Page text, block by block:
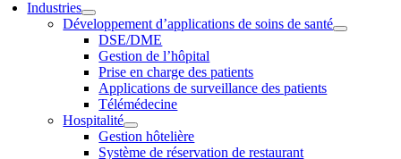
Industries
Développement d’applications de soins de santé
DSE/DME
Gestion de l’hôpital
Prise en charge des patients
Applications de surveillance des patients
Télémédecine
Hospitalité
Gestion hôtelière
Système de réservation de restaurant